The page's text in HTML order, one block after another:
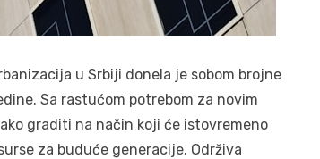
u Srbiji donela je sobom brojne
Sa rastućom potrebom za novim
graditi na način koji će istovremeno
za buduće generacije. Održiva